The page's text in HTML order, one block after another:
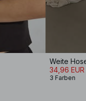
34,96 EUR
3 Farben